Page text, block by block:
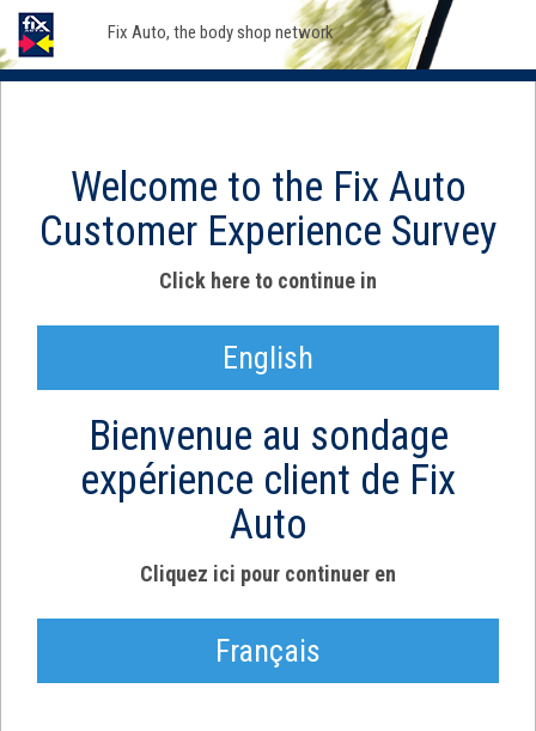
Goto
main
content
Fix Auto, the body shop network
Welcome to the Fix Auto
Customer Experience Survey
Click here to continue in
English
Bienvenue au sondage
expérience client de Fix
Auto
Cliquez ici pour continuer en
Français